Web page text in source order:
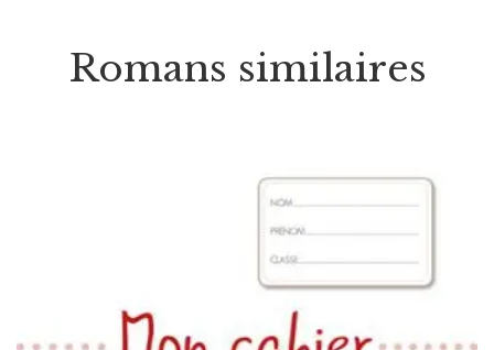
Romans similaires